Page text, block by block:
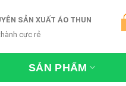
SẢN XUẤT ÁO THUN
cực rẻ
SẢN PHẨM